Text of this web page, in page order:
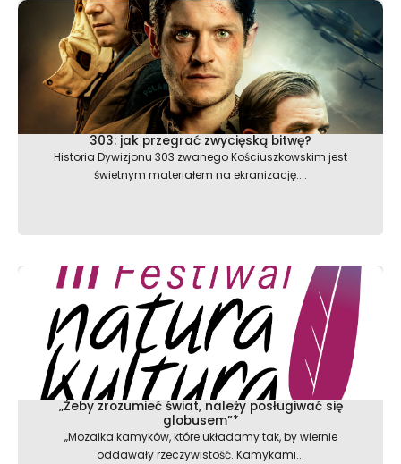
303: jak przegrać zwycięską bitwę?
Historia Dywizjonu 303 zwanego Kościuszkowskim jest
świetnym materiałem na ekranizację....
„Żeby zrozumieć świat, należy posługiwać się
globusem”*
„Mozaika kamyków, które układamy tak, by wiernie
oddawały rzeczywistość. Kamykami...